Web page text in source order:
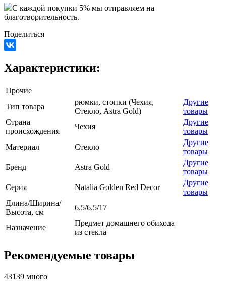
C каждой покупки 5% мы отправляем на
благотворительность.
Поделиться
Характеристики:
Прочие
Тип товара
рюмки, стопки (Чехия,
Стекло, Astra Gold)
Другие
товары
Страна
происхождения
Чехия
Другие
товары
Материал
Стекло
Другие
товары
Бренд
Astra Gold
Другие
товары
Серия
Natalia Golden Red Decor
Другие
товары
Длина/Ширина/
Высота, см
6.5/6.5/17
Назначение
Предмет домашнего обихода
из стекла
Рекомендуемые товары
43139 много